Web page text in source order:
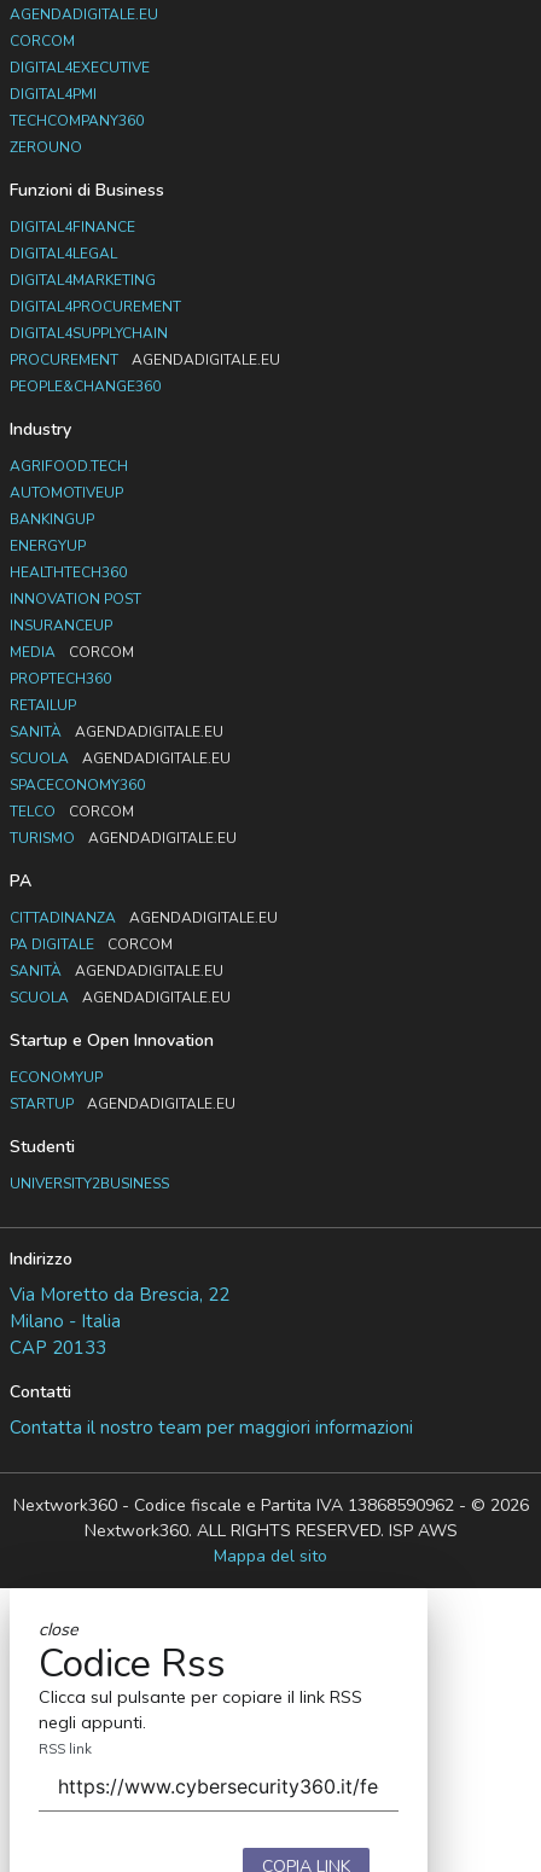
AGENDADIGITALE.EU
CORCOM
DIGITAL4EXECUTIVE
DIGITAL4PMI
TECHCOMPANY360
ZEROUNO
Funzioni di Business
DIGITAL4FINANCE
DIGITAL4LEGAL
DIGITAL4MARKETING
DIGITAL4PROCUREMENT
DIGITAL4SUPPLYCHAIN
PROCUREMENT
AGENDADIGITALE.EU
PEOPLE&CHANGE360
Industry
AGRIFOOD.TECH
AUTOMOTIVEUP
BANKINGUP
ENERGYUP
HEALTHTECH360
INNOVATION POST
INSURANCEUP
MEDIA
CORCOM
PROPTECH360
RETAILUP
SANITÀ
AGENDADIGITALE.EU
SCUOLA
AGENDADIGITALE.EU
SPACECONOMY360
TELCO
CORCOM
TURISMO
AGENDADIGITALE.EU
PA
CITTADINANZA
AGENDADIGITALE.EU
PA DIGITALE
CORCOM
SANITÀ
AGENDADIGITALE.EU
SCUOLA
AGENDADIGITALE.EU
Startup e Open Innovation
ECONOMYUP
STARTUP
AGENDADIGITALE.EU
Studenti
UNIVERSITY2BUSINESS
Indirizzo
Via Moretto da Brescia, 22
Milano - Italia
CAP 20133
Contatti
Contatta il nostro team per maggiori informazioni
Nextwork360 - Codice fiscale e Partita IVA 13868590962 - © 2026
Nextwork360. ALL RIGHTS RESERVED. ISP AWS
Mappa del sito
close
Codice Rss
Clicca sul pulsante per copiare il link RSS
negli appunti.
RSS link
COPIA LINK